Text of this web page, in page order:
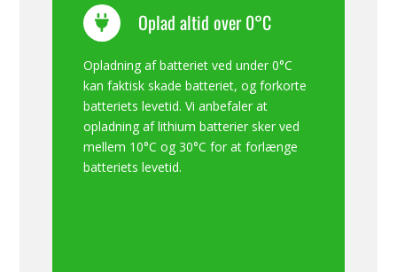
Oplad altid over 0°C
Opladning af batteriet ved under 0°C
kan faktisk skade batteriet, og forkorte
batteriets levetid. Vi anbefaler at
opladning af lithium batterier sker ved
mellem 10°C og 30°C for at forlænge
batteriets levetid.